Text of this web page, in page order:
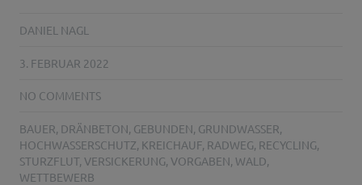
DANIEL NAGL
3. FEBRUAR 2022
NO COMMENTS
BAUER, DRÄNBETON, GEBUNDEN, GRUNDWASSER,
HOCHWASSERSCHUTZ, KREICHAUF, RADWEG, RECYCLING,
STURZFLUT, VERSICKERUNG, VORGABEN, WALD,
WETTBEWERB